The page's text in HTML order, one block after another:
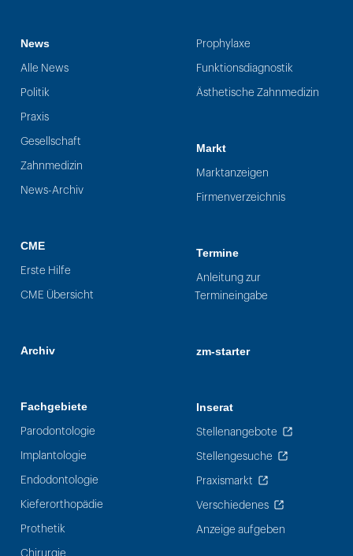
News
Alle News
Politik
Praxis
Gesellschaft
Zahnmedizin
News-Archiv
CME
Erste Hilfe
CME Übersicht
Archiv
Fachgebiete
Parodontologie
Implantologie
Endodontologie
Kieferorthopädie
Prothetik
Chirurgie
Prophylaxe
Funktionsdiagnostik
Ästhetische Zahnmedizin
Markt
Marktanzeigen
Firmenverzeichnis
Termine
Anleitung zur
Termineingabe
zm-starter
Inserat
Stellenangebote
Stellengesuche
Praxismarkt
Verschiedenes
Anzeige aufgeben